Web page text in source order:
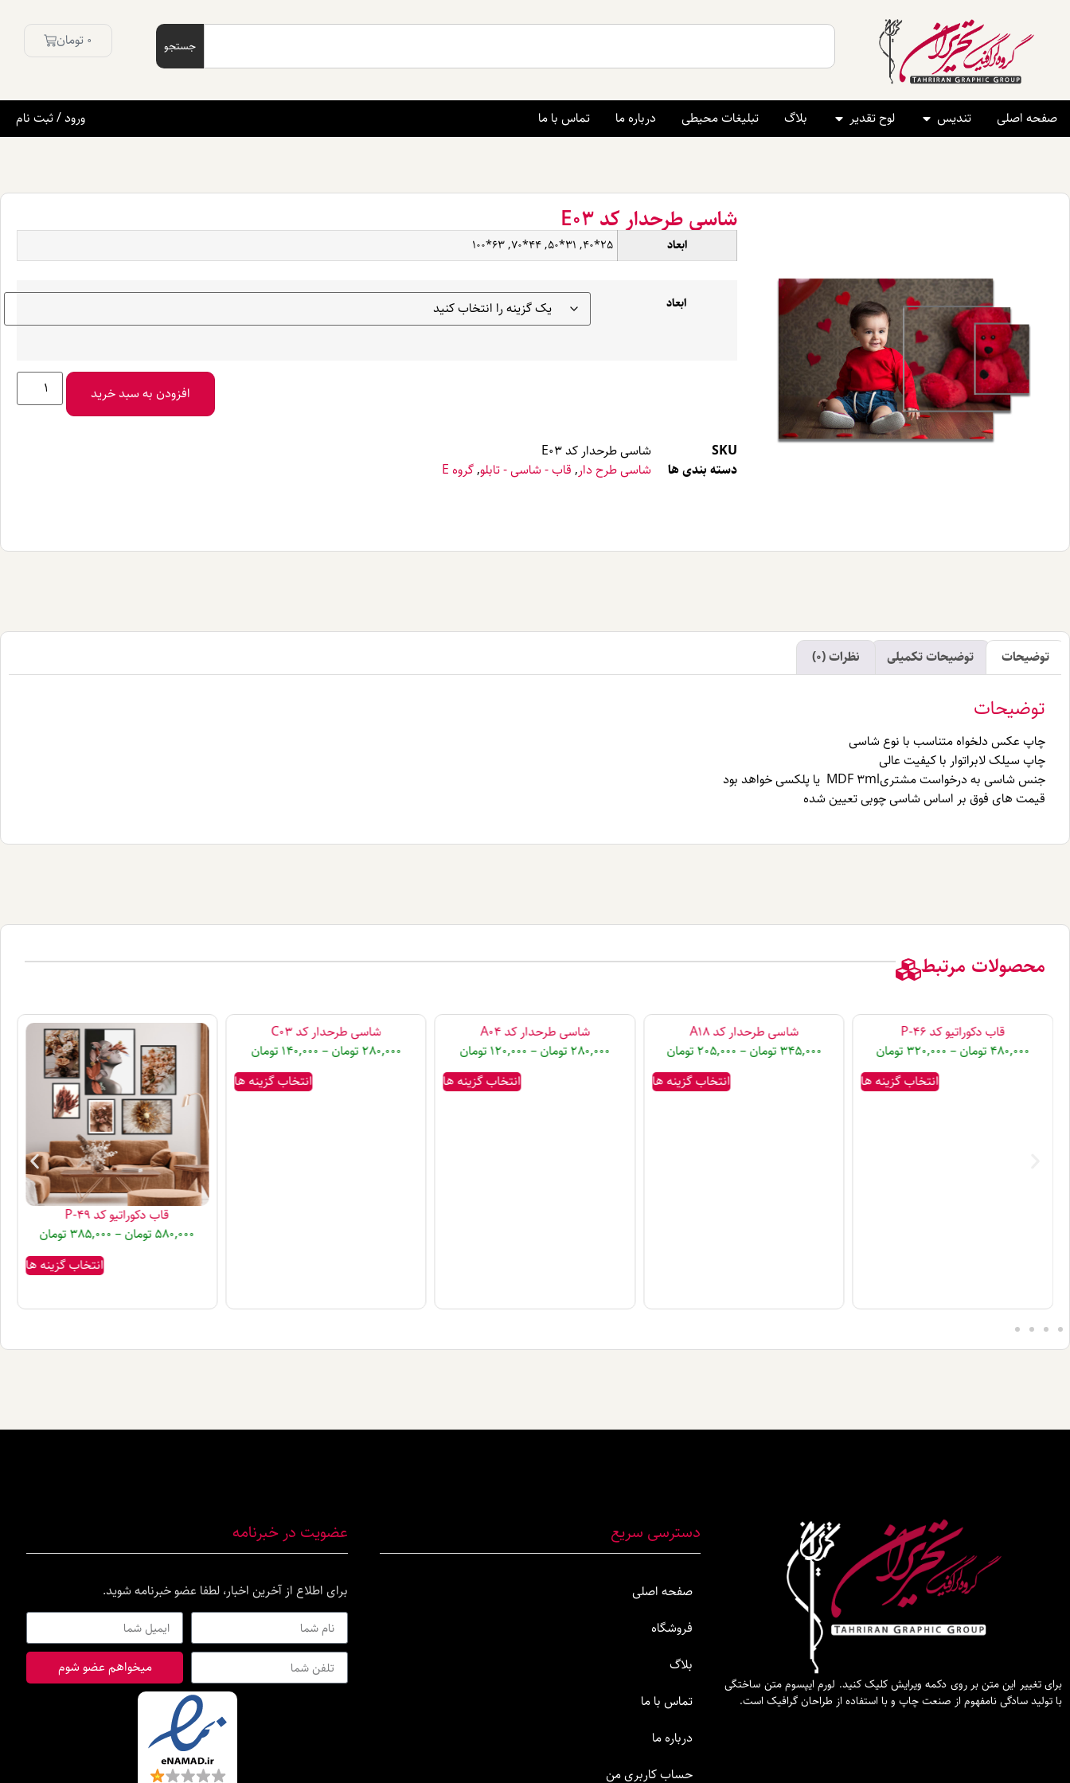
جستجو 0 تومان
صفحه اصلی تندیس لوح تقدیر بلاگ تبلیغات محیطی درباره ما تماس با ما ورود / ثبت نام
شاسی طرحدار کد E03
ابعاد 25*40, 31*50, 44*70, 63*100
ابعاد
افزودن به سبد خرید
SKU
شاسی طرحدار کد E03
دسته بندی ها
شاسی طرح دار, قاب - شاسی - تابلو,گروه E
توضیحات توضیحات تکمیلی نظرات (0)
توضیحات
چاپ عکس دلخواه متناسب با نوع شاسی
چاپ سیلک لابراتوار با کیفیت عالی
جنس شاسی به درخواست مشتریMDF 3ml یا پلکسی خواهد بود
قیمت های فوق بر اساس شاسی چوبی تعیین شده
محصولات مرتبط
قاب دکوراتیو کد P-46
480,000 تومان–
320,000 تومان
انتخاب گزینه ها
شاسی طرحدار کد A18
345,000 تومان –
205,000 تومان
انتخاب گزینه ها
شاسی طرحدار کد A04
280,000 تومان–
120,000 تومان
انتخاب گزینه ها
شاسی طرحدار کد C03
280,000 تومان–
140,000 تومان
انتخاب گزینه ها
قاب دکوراتیو کد P-49
580,000 تومان–
385,000 تومان
انتخاب گزینه ها
برای تغییر این متن بر روی دکمه ویرایش کلیک کنید. لورم ایپسوم متن ساختگی
با تولید سادگی نامفهوم از صنعت چاپ و با استفاده از طراحان گرافیک است.
دسترسی سریع
صفحه اصلی
فروشگاه
بلاگ
تماس با ما
درباره ما
حساب کاربری من
عضویت در خبرنامه
برای اطلاع از آخرین اخبار، لطفا عضو خبرنامه شوید.
میخواهم عضو شوم